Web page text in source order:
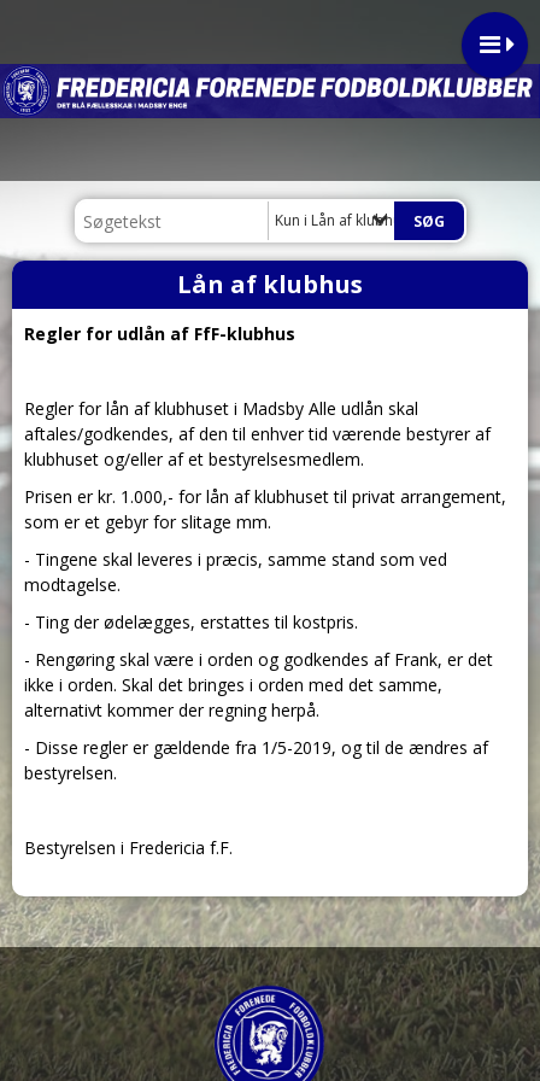
Kun i Lån af klubhus
Lån af klubhus
Regler for udlån af FfF-klubhus
Regler for lån af klubhuset i Madsby Alle udlån skal
aftales/godkendes, af den til enhver tid værende bestyrer af
klubhuset og/eller af et bestyrelsesmedlem.
Prisen er kr. 1.000,- for lån af klubhuset til privat arrangement,
som er et gebyr for slitage mm.
- Tingene skal leveres i præcis, samme stand som ved
modtagelse.
- Ting der ødelægges, erstattes til kostpris.
- Rengøring skal være i orden og godkendes af Frank, er det
ikke i orden. Skal det bringes i orden med det samme,
alternativt kommer der regning herpå.
- Disse regler er gældende fra 1/5-2019, og til de ændres af
bestyrelsen.
Bestyrelsen i Fredericia f.F.